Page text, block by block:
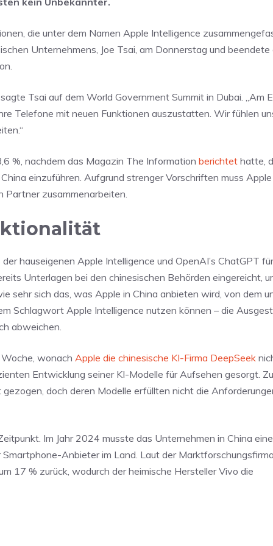
die unter dem Namen Apple Intelligence
Unternehmens, Joe Tsai, am Donnerstag und beendete
Tsai auf dem World Government Summit in Dubai. „Am
Telefone mit neuen Funktionen auszustatten. Wir fühlen
%, nachdem das Magazin The Information berichtet hatte,
einzuführen. Aufgrund strenger Vorschriften muss
Partner zusammenarbeiten.
hauseigenen Apple Intelligence und OpenAI’s ChatGPT
Unterlagen bei den chinesischen Behörden eingereicht,
sehr sich das, was Apple in China anbieten wird, von dem
Schlagwort Apple Intelligence nutzen können – die
abweichen.
wonach Apple die chinesische KI-Firma DeepSeek
Entwicklung seiner KI-Modelle für Aufsehen gesorgt.
doch deren Modelle erfüllten nicht die
Im Jahr 2024 musste das Unternehmen in China
Anbieter im Land. Laut der
17 % zurück, wodurch der heimische Hersteller Vivo die